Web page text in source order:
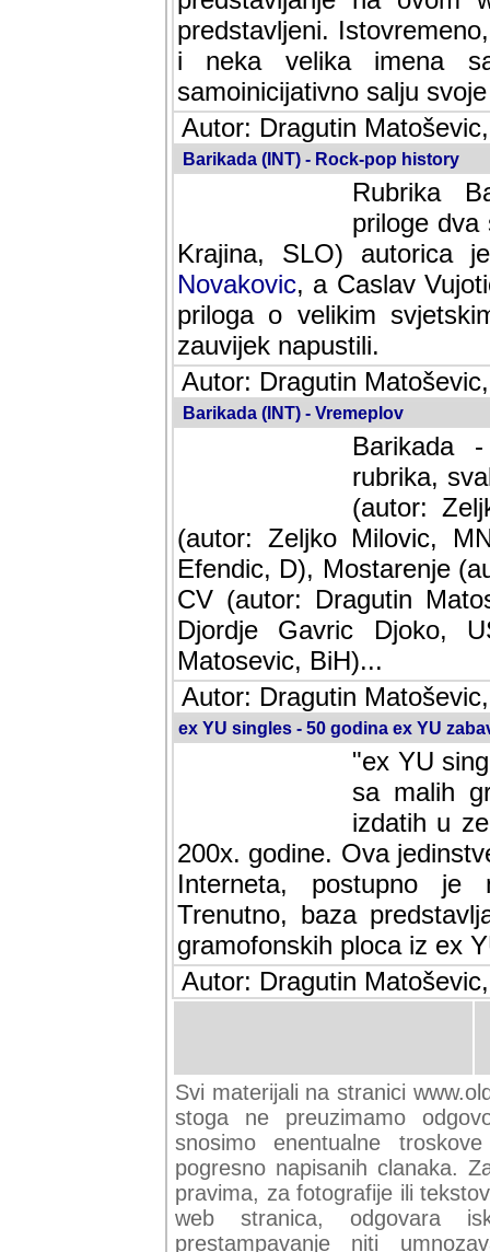
predstavljeni.
i neka velika imena
samoinicijativno salju
Autor: Dragutin
Barikada (INT) - Rock-pop history
Rubrika
dva
SLO) autorica je velikog
Caslav Vujotic
velikim svjetskim
napustili.
Autor: Dragutin
Barikada (INT) - Vremeplov
Barikada
rubrika,
(autor:
(autor: Zeljko Milovic,
Efendic, D), Mostarenje
CV (autor: Dragutin
Djordje Gavric Djoko,
Matosevic, BiH)...
Autor: Dragutin
ex YU singles - 50 godina ex YU
"ex YU
sa malih
izdatih u
200x. godine. Ova
Interneta, postupno je
baza predstavlja
ploca iz ex YU.
Autor: Dragutin
Svi materijali na stranici
stoga ne preuzimamo
snosimo enentualne
pogresno napisanih clanaka.
pravima, za fotografije ili
web stranica, odgovara
prestampavanje niti